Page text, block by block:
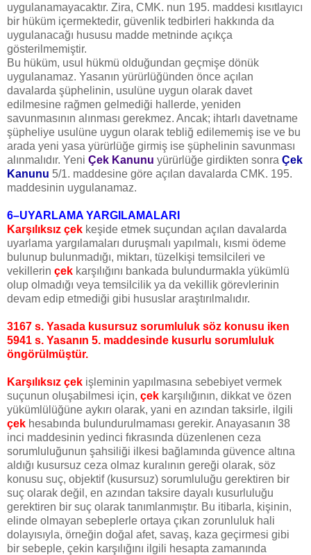
uygulanamayacaktır. Zira, CMK. nun 195. maddesi kısıtlayıcı
bir hüküm içermektedir, güvenlik tedbirleri hakkında da
uygulanacağı hususu madde metninde açıkça
gösterilmemiştir.
Bu hüküm, usul hükmü olduğundan geçmişe dönük
uygulanamaz. Yasanın yürürlüğünden önce açılan
davalarda şüphelinin, usulüne uygun olarak davet
edilmesine rağmen gelmediği hallerde, yeniden
savunmasının alınması gerekmez. Ancak; ihtarlı davetname
şüpheliye usulüne uygun olarak tebliğ edilememiş ise ve bu
arada yeni yasa yürürlüğe girmiş ise şüphelinin savunması
alınmalıdır. Yeni Çek Kanunu yürürlüğe girdikten sonra Çek
Kanunu 5/1. maddesine göre açılan davalarda CMK. 195.
maddesinin uygulanamaz.
6–UYARLAMA YARGILAMALARI
Karşılıksız çek keşide etmek suçundan açılan davalarda
uyarlama yargılamaları duruşmalı yapılmalı, kısmi ödeme
bulunup bulunmadığı, miktarı, tüzelkişi temsilcileri ve
vekillerin çek karşılığını bankada bulundurmakla yükümlü
olup olmadığı veya temsilcilik ya da vekillik görevlerinin
devam edip etmediği gibi hususlar araştırılmalıdır.
3167 s. Yasada kusursuz sorumluluk söz konusu iken
5941 s. Yasanın 5. maddesinde kusurlu sorumluluk
öngörülmüştür.
Karşılıksız çek işleminin yapılmasına sebebiyet vermek
suçunun oluşabilmesi için, çek karşılığının, dikkat ve özen
yükümlülüğüne aykırı olarak, yani en azından taksirle, ilgili
çek hesabında bulundurulmaması gerekir. Anayasanın 38
inci maddesinin yedinci fıkrasında düzenlenen ceza
sorumluluğunun şahsiliği ilkesi bağlamında güvence altına
aldığı kusursuz ceza olmaz kuralının gereği olarak, söz
konusu suç, objektif (kusursuz) sorumluluğu gerektiren bir
suç olarak değil, en azından taksire dayalı kusurluluğu
gerektiren bir suç olarak tanımlanmıştır. Bu itibarla, kişinin,
elinde olmayan sebeplerle ortaya çıkan zorunluluk hali
dolayısıyla, örneğin doğal afet, savaş, kaza geçirmesi gibi
bir sebeple, çekin karşılığını ilgili hesapta zamanında